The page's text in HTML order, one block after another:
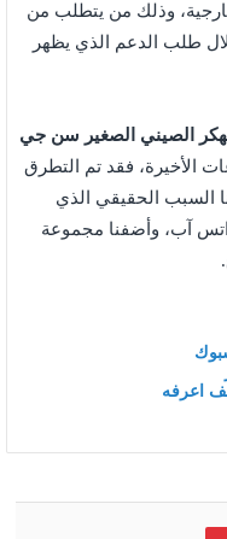
وذلك من يتطلب من
طلب الدعم الذي يظهر
الصيني الصغير سن جي
الأخيرة، فقد تم التطرق
السبب الحقيقي الذي
آب، وأضفنا مجموعة
اعرفه